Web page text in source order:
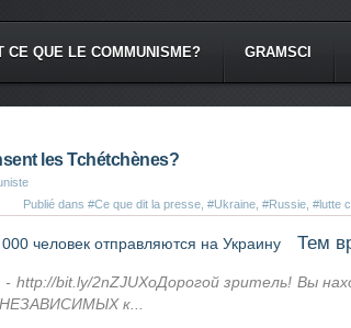
CE QUE LE COMMUNISME? GRAMSCI
les Tchétchènes?
Publié dans #Ce que dit la presse #Ukraine #Russie #lutte
bit.ly/2nZJUXoДорогой зритель! Вы
к...